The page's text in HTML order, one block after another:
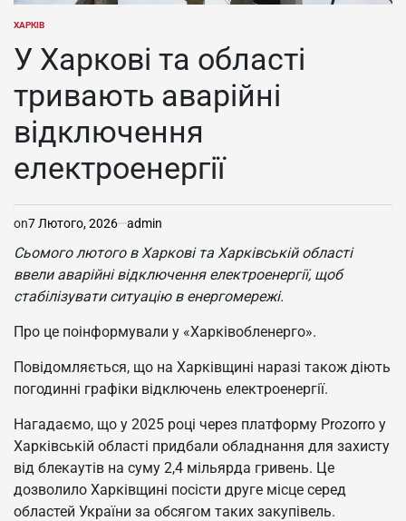
ОПУБЛІКУВАТИ
ХАРКІВ
У Харкові та області
тривають аварійні
відключення
електроенергії
on7 Лютого, 2026 admin
Сьомого лютого в Харкові та Харківській області
ввели аварійні відключення електроенергії, щоб
стабілізувати ситуацію в енергомережі.
Про це поінформували у «Харківобленерго».
Повідомляється, що на Харківщині наразі також діють
погодинні графіки відключень електроенергії.
Нагадаємо, що у 2025 році через платформу Prozorro у
Харківській області придбали обладнання для захисту
від блекаутів на суму 2,4 мільярда гривень. Це
дозволило Харківщині посісти друге місце серед
областей України за обсягом таких закупівель.